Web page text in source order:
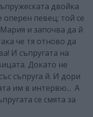
двойка
певец; той се
и започва да й
че тя отново да
И съпругата на
Докато не
съпруга й. И дори
им в интервю... А
се смята за